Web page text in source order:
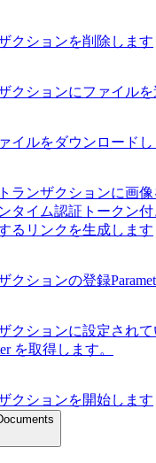
クションを削除します
クションにファイル
イルをダウンロードし
ランザクションに画
タイム認証トークン
るリンクを生成します
クションの登録
クションに設定され
を取得します。
クションを開始します